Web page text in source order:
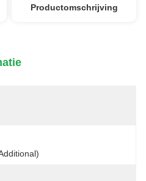
Productomschrijving